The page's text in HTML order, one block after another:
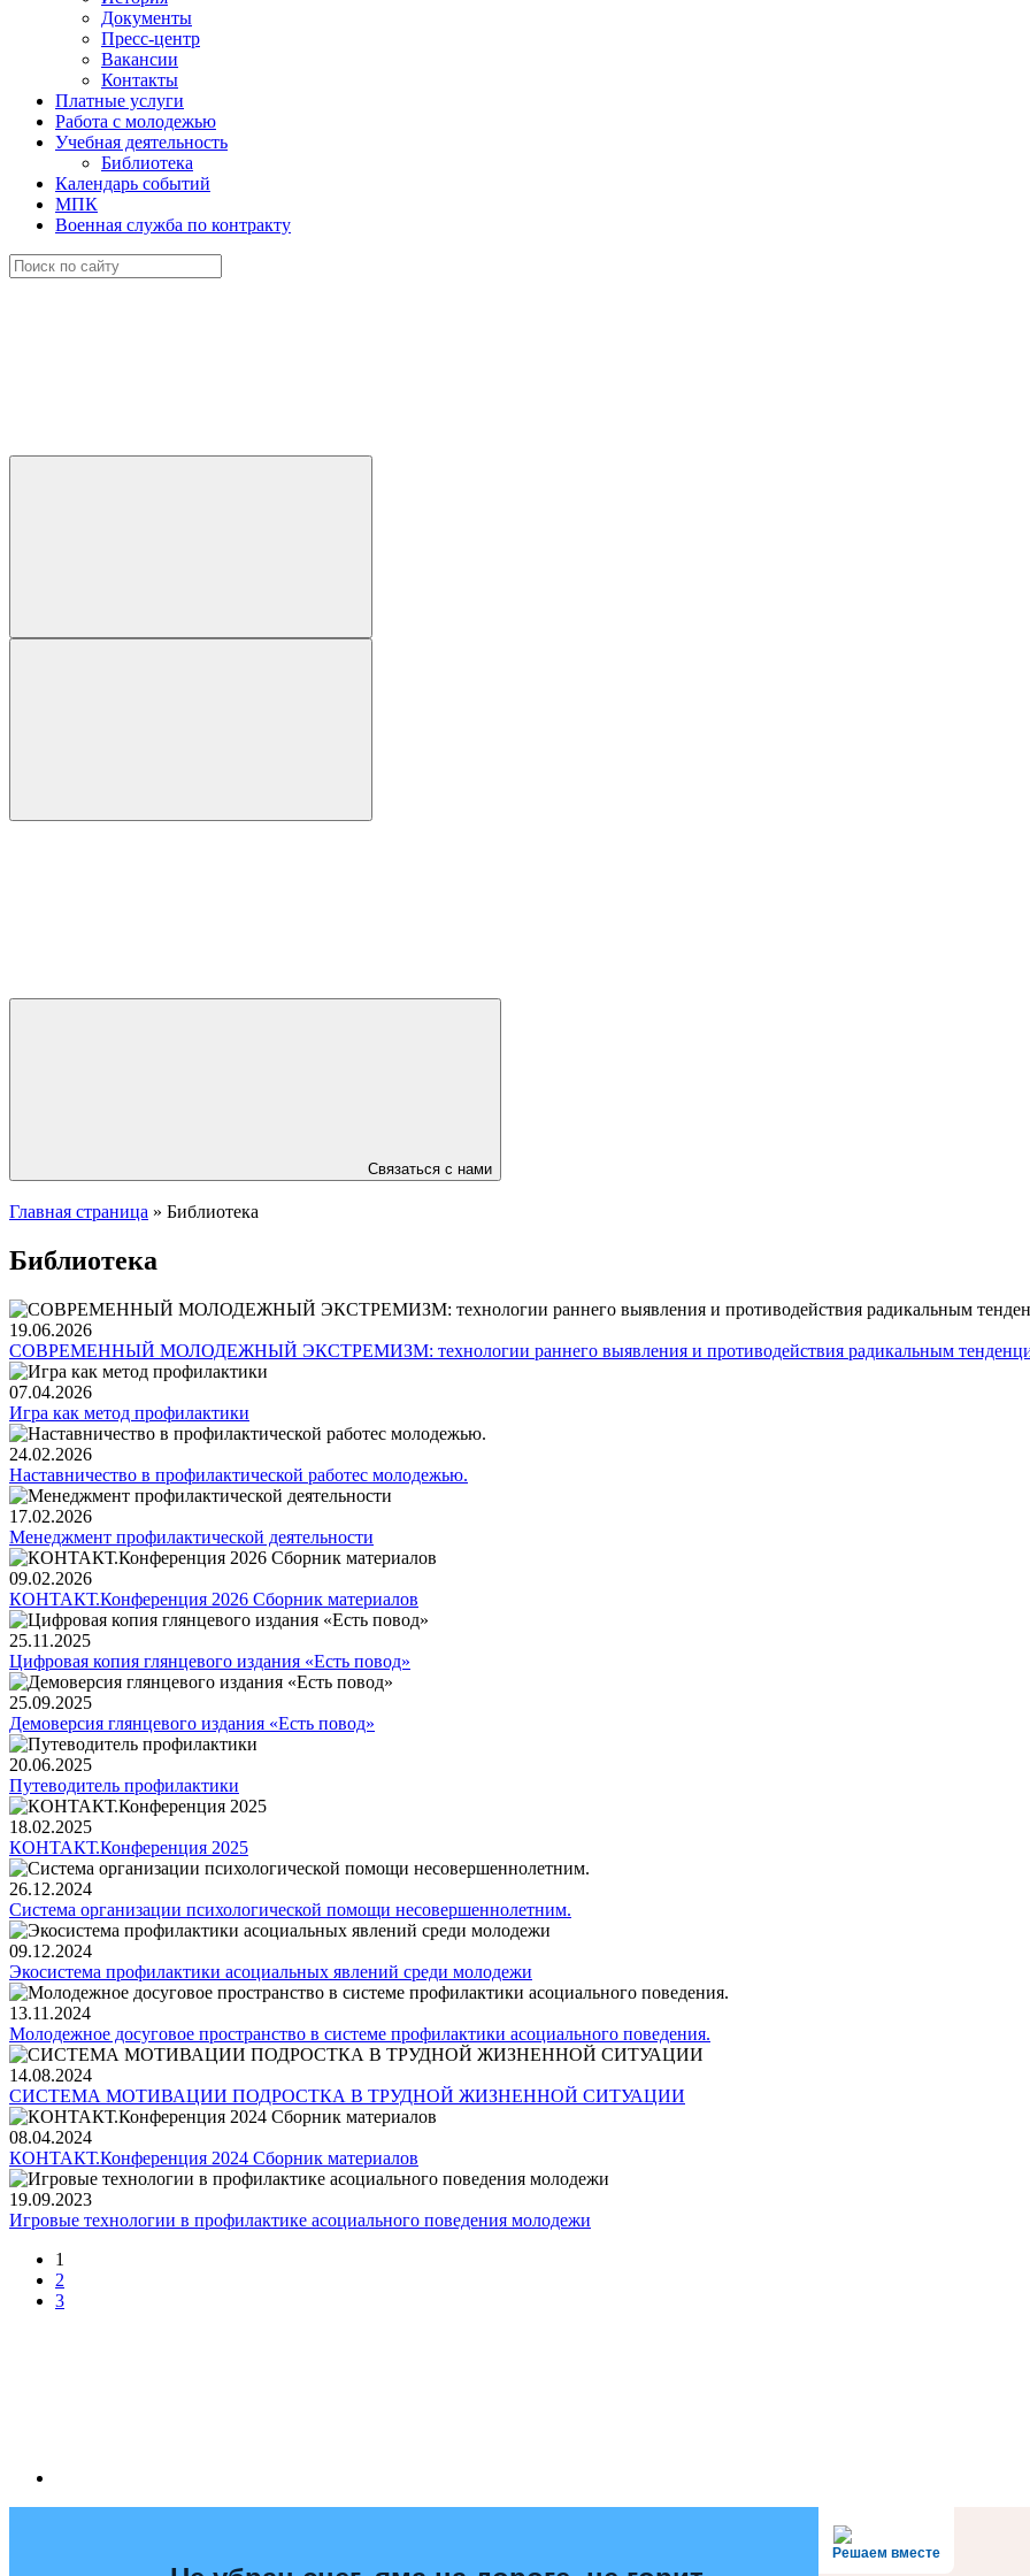
Документы
Пресс-центр
Вакансии
Контакты
Платные услуги
Работа с молодежью
Учебная деятельность
Библиотека
Календарь событий
МПК
Военная служба по контракту
Связаться с нами
Главная страница » Библиотека
Библиотека
19.06.2026
СОВРЕМЕННЫЙ МОЛОДЕЖНЫЙ ЭКСТРЕМИЗМ: технологии раннего выявления и противодействия радикальным
07.04.2026
Игра как метод профилактики
24.02.2026
Наставничество в профилактической работес молодежью.
17.02.2026
Менеджмент профилактической деятельности
09.02.2026
КОНТАКТ.Конференция 2026 Сборник материалов
25.11.2025
Цифровая копия глянцевого издания «Есть повод»
25.09.2025
Демоверсия глянцевого издания «Есть повод»
20.06.2025
Путеводитель профилактики
18.02.2025
КОНТАКТ.Конференция 2025
26.12.2024
Система организации психологической помощи несовершеннолетним.
09.12.2024
Экосистема профилактики асоциальных явлений среди молодежи
13.11.2024
Молодежное досуговое пространство в системе профилактики асоциального поведения.
14.08.2024
СИСТЕМА МОТИВАЦИИ ПОДРОСТКА В ТРУДНОЙ ЖИЗНЕННОЙ СИТУАЦИИ
08.04.2024
КОНТАКТ.Конференция 2024 Сборник материалов
19.09.2023
Игровые технологии в профилактике асоциального поведения молодежи
1
2
3
Решаем вместе